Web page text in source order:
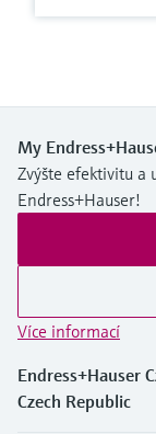
My
Zvýšte efektivitu a
Endress+Hauser!
Více informací
Endress+Hauser
Czech Republic